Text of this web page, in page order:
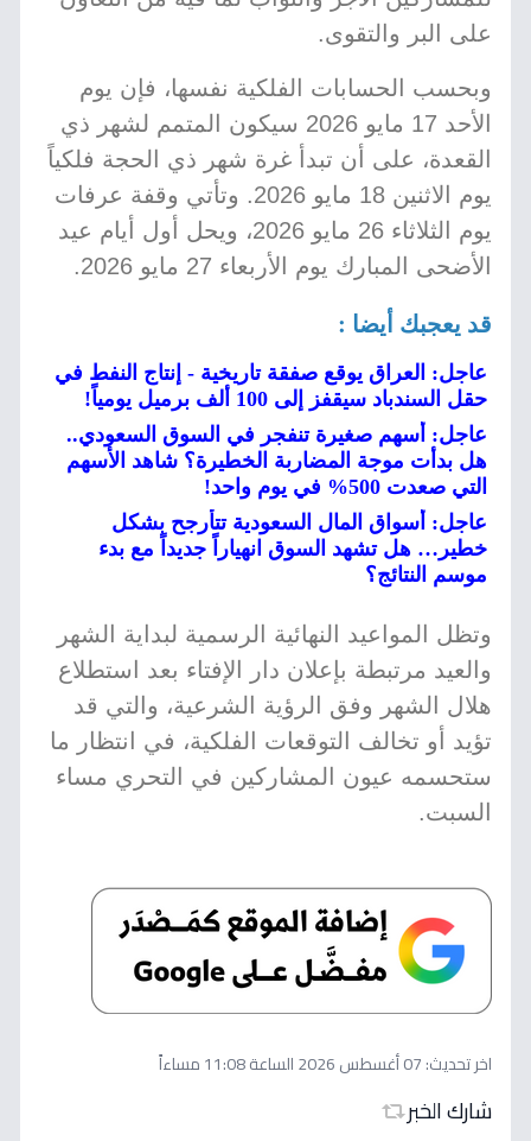
على البر والتقوى.
وبحسب الحسابات الفلكية نفسها، فإن يوم
الأحد 17 مايو 2026 سيكون المتمم لشهر ذي
القعدة، على أن تبدأ غرة شهر ذي الحجة فلكياً
يوم الاثنين 18 مايو 2026. وتأتي وقفة عرفات
يوم الثلاثاء 26 مايو 2026، ويحل أول أيام عيد
الأضحى المبارك يوم الأربعاء 27 مايو 2026.
قد يعجبك أيضا :
عاجل: العراق يوقع صفقة تاريخية - إنتاج النفط في
حقل السندباد سيقفز إلى 100 ألف برميل يومياً!
عاجل: أسهم صغيرة تنفجر في السوق السعودي..
هل بدأت موجة المضاربة الخطيرة؟ شاهد الأسهم
التي صعدت 500% في يوم واحد!
عاجل: أسواق المال السعودية تتأرجح بشكل
خطير… هل تشهد السوق انهياراً جديداً مع بدء
موسم النتائج؟
وتظل المواعيد النهائية الرسمية لبداية الشهر
والعيد مرتبطة بإعلان دار الإفتاء بعد استطلاع
هلال الشهر وفق الرؤية الشرعية، والتي قد
تؤيد أو تخالف التوقعات الفلكية، في انتظار ما
ستحسمه عيون المشاركين في التحري مساء
السبت.
اخر تحديث:07 أغسطس 2026 الساعة 11:08 مساءاً
شارك الخبر